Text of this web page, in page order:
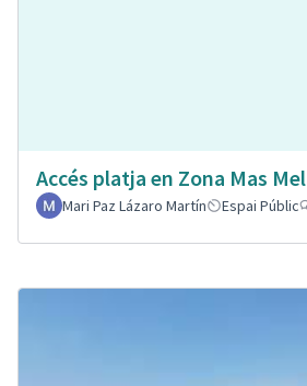
Accés platja en Zona Mas Mel
Mari Paz Lázaro Martín
Espai Públic